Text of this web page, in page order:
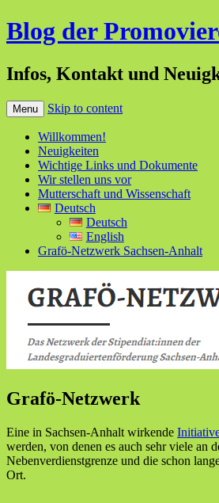
Blog der
Infos, Kontakt und
Menu Skip to content
Willkommen!
Neuigkeiten
Wichtige Links und Dokumente
Wir stellen uns vor
Mutterschaft und Wissenschaft
Deutsch
Deutsch
English
Grafö-Netzwerk Sachsen-Anhalt
Grafö-Netzwerk
Eine in Sachsen-Anhalt wirkende
werden, von denen es auch sehr viele
Nebenverdienstgrenze und die schon
Ort.